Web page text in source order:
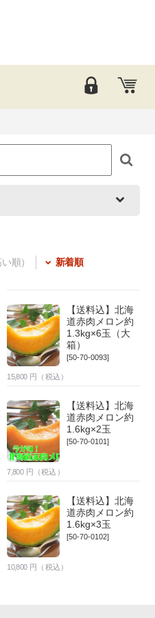
順） 新着順
【送料込】北海
道赤肉メロン約
1.3kg×6玉（大
箱）
[50-70-0093]
15,800 円（税込）
【送料込】北海
道赤肉メロン約
1.6kg×2玉
[50-70-0101]
7,800 円（税込）
【送料込】北海
道赤肉メロン約
1.6kg×3玉
[50-70-0102]
10,800 円（税込）